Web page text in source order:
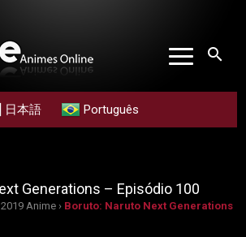
search
日本語 Português
Generations – Episódio 100
Anime › Boruto: Naruto Next Generations